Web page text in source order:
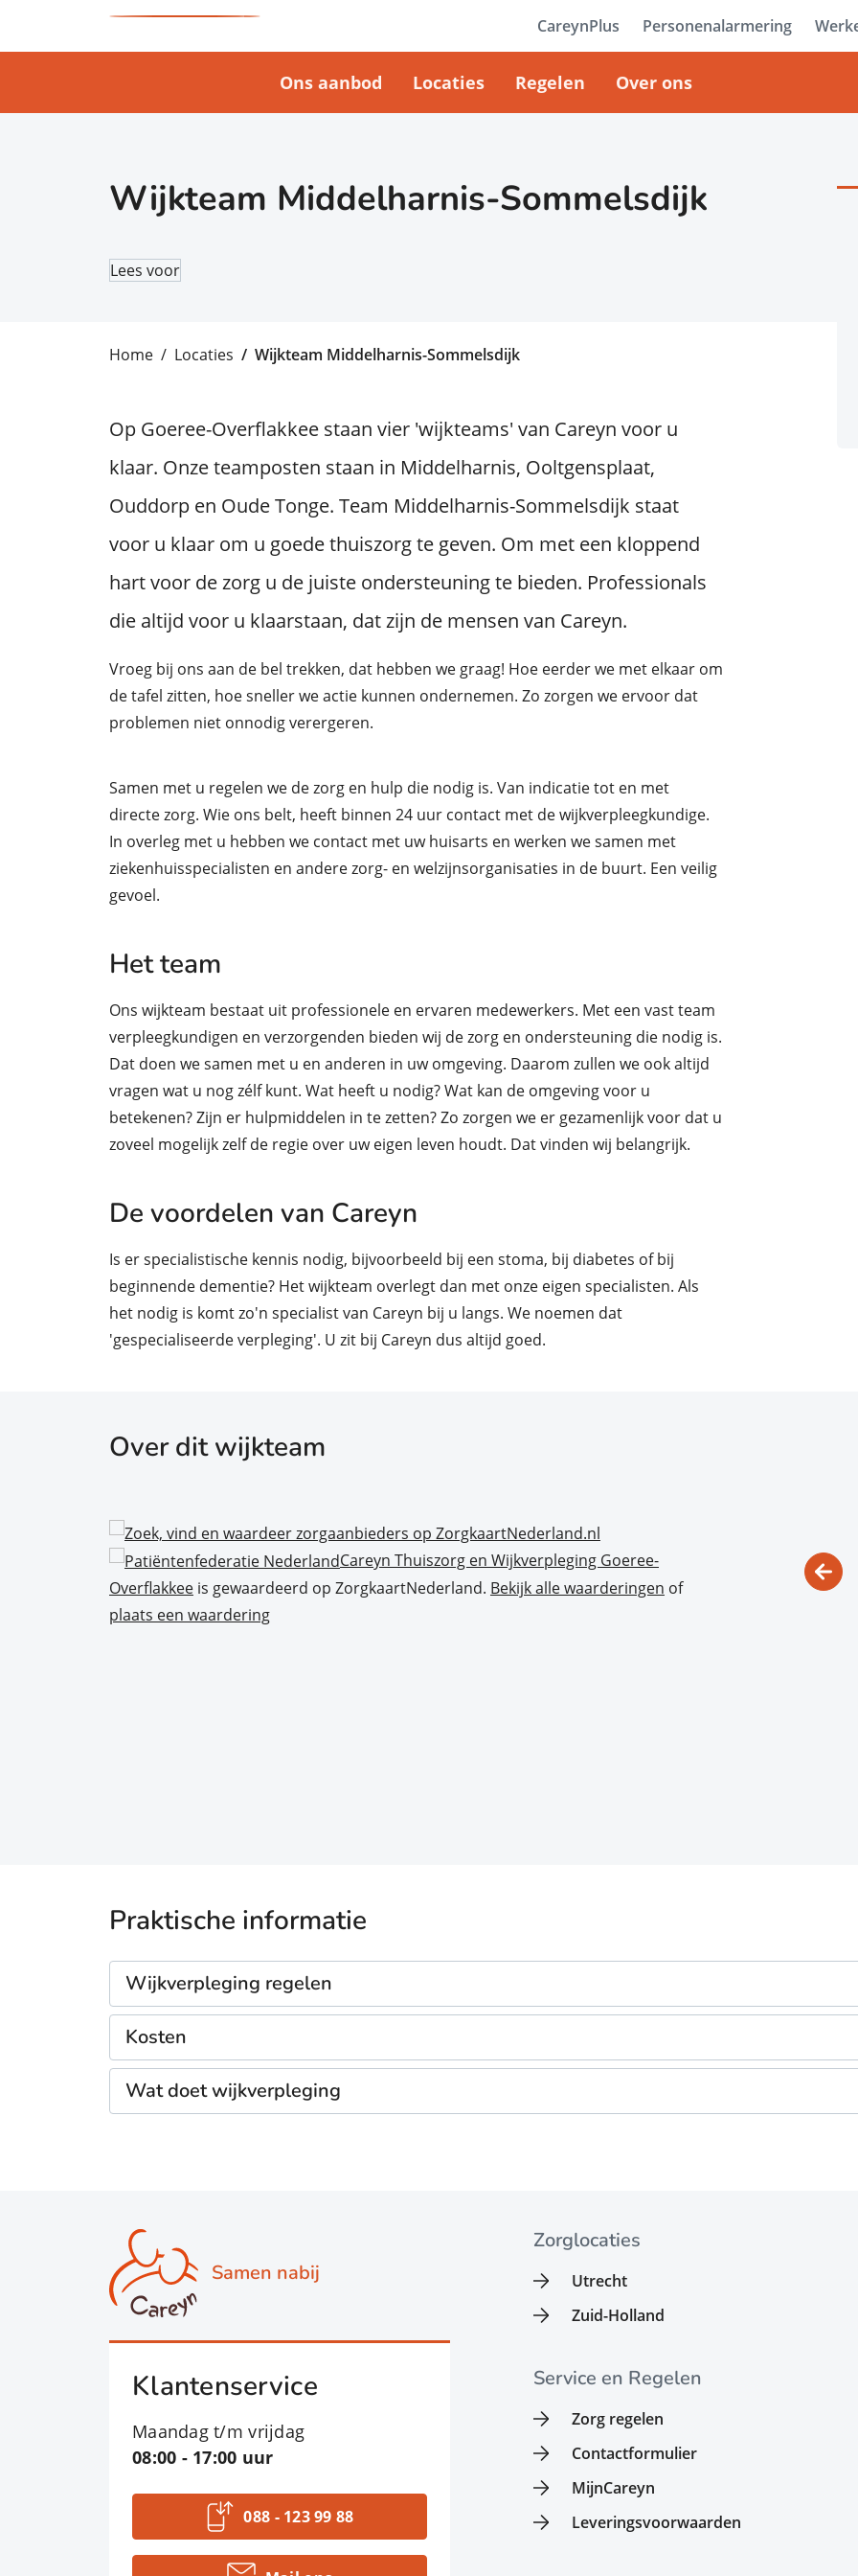
Ons aanbod Locaties Regelen Over ons
CareynPlus Personenalarmering
Wijkteam Middelharnis-Sommelsdijk
Lees voor
Home Locaties Wijkteam Middelharnis-Sommelsdijk
Op Goeree-Overflakkee staan vier 'wijkteams' van Careyn voor u
klaar. Onze teamposten staan in Middelharnis, Ooltgensplaat,
Ouddorp en Oude Tonge. Team Middelharnis-Sommelsdijk staat
voor u klaar om u goede thuiszorg te geven. Om met een kloppend
hart voor de zorg u de juiste ondersteuning te bieden. Professionals
die altijd voor u klaarstaan, dat zijn de mensen van Careyn.
Vroeg bij ons aan de bel trekken, dat hebben we graag! Hoe eerder we met elkaar om
de tafel zitten, hoe sneller we actie kunnen ondernemen. Zo zorgen we ervoor dat
problemen niet onnodig verergeren.
Samen met u regelen we de zorg en hulp die nodig is. Van indicatie tot en met
directe zorg. Wie ons belt, heeft binnen 24 uur contact met de wijkverpleegkundige.
In overleg met u hebben we contact met uw huisarts en werken we samen met
ziekenhuisspecialisten en andere zorg- en welzijnsorganisaties in de buurt. Een veilig
gevoel.
Het team
Ons wijkteam bestaat uit professionele en ervaren medewerkers. Met een vast team
verpleegkundigen en verzorgenden bieden wij de zorg en ondersteuning die nodig is.
Dat doen we samen met u en anderen in uw omgeving. Daarom zullen we ook altijd
vragen wat u nog zélf kunt. Wat heeft u nodig? Wat kan de omgeving voor u
betekenen? Zijn er hulpmiddelen in te zetten? Zo zorgen we er gezamenlijk voor dat u
zoveel mogelijk zelf de regie over uw eigen leven houdt. Dat vinden wij belangrijk.
De voordelen van Careyn
Is er specialistische kennis nodig, bijvoorbeeld bij een stoma, bij diabetes of bij
beginnende dementie? Het wijkteam overlegt dan met onze eigen specialisten. Als
het nodig is komt zo'n specialist van Careyn bij u langs. We noemen dat
'gespecialiseerde verpleging'. U zit bij Careyn dus altijd goed.
Over dit wijkteam
Careyn Thuiszorg en Wijkverpleging Goeree-
Overflakkeeis gewaardeerd op ZorgkaartNederland. Bekijk alle waarderingen of
plaats een waardering
Praktische informatie
Wijkverpleging regelen
Kosten
Wat doet wijkverpleging
Samen nabij
Klantenservice
Maandag t/m vrijdag
08:00 - 17:00 uur
088 - 123 99 88
Zorglocaties
Utrecht
Zuid-Holland
Service en Regelen
Zorg regelen
Contactformulier
MijnCareyn
Leveringsvoorwaarden